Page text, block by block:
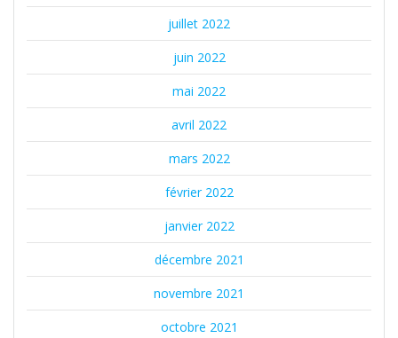
juillet 2022
juin 2022
mai 2022
avril 2022
mars 2022
février 2022
janvier 2022
décembre 2021
novembre 2021
octobre 2021